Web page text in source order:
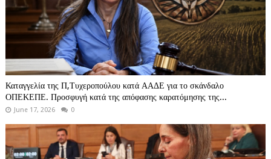
Καταγγελία της Π,Τυχεροπούλου κατά ΑΑΔΕ για το σκάνδαλο
ΟΠΕΚΕΠΕ. Προσφυγή κατά της απόφασης καρατόμησης της...
June 17, 2026 0